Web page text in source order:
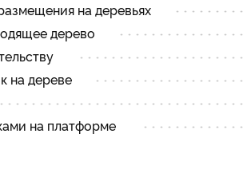
на деревьях
дерево
на дереве
на платформе